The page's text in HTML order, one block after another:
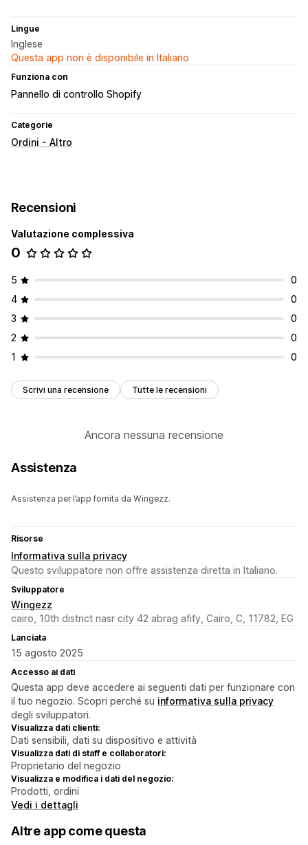
Lingue
Inglese
Questa app non è disponibile in Italiano
Funziona con
Pannello di controllo Shopify
Categorie
Ordini - Altro
Recensioni
Valutazione complessiva
0
5
0
4
0
3
0
2
0
1
0
Scrivi una recensione Tutte le recensioni
Ancora nessuna recensione
Assistenza
Assistenza per l’app fornita da Wingezz.
Risorse
Informativa sulla privacy
Questo sviluppatore non offre assistenza diretta in Italiano.
Sviluppatore
Wingezz
cairo, 10th district nasr city 42 abrag afify, Cairo, C, 11782, EG
Lanciata
15 agosto 2025
Accesso ai dati
Questa app deve accedere ai seguenti dati per funzionare con
il tuo negozio. Scopri perché su informativa sulla privacy
degli sviluppatori.
Visualizza dati clienti:
Dati sensibili, dati su dispositivo e attività
Visualizza dati di staff e collaboratori:
Proprietario del negozio
Visualizza e modifica i dati del negozio:
Prodotti, ordini
Vedi i dettagli
Altre app come questa